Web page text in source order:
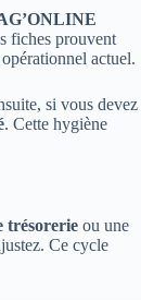
fiches prouvent
actuel.
si vous devez
. Cette hygiène
trésorerie ou une
Ce cycle